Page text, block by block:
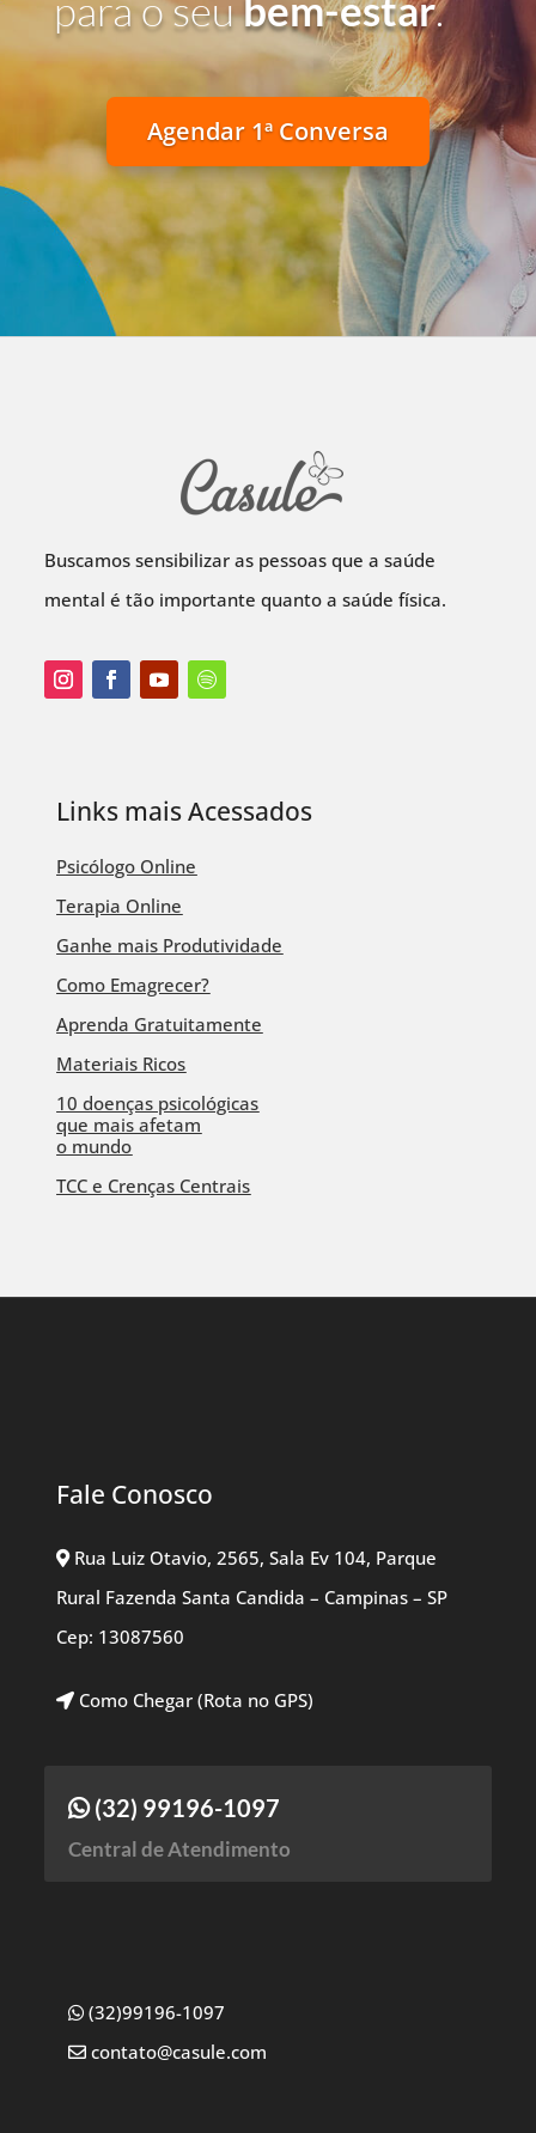
para o seu .
Agendar 1ª Conversa
Buscamos sensibilizar as pessoas que a saúde
mental é tão importante quanto a saúde física.
Links mais Acessados
Psicólogo Online
Terapia Online
Ganhe mais Produtividade
Como Emagrecer?
Aprenda Gratuitamente
Materiais Ricos
10 doenças psicológicas
que mais afetam
o mundo
TCC e Crenças Centrais
Fale Conosco
Rua Luiz Otavio, 2565, Sala Ev 104, Parque
Rural Fazenda Santa Candida – Campinas – SP
Cep: 13087560
Como Chegar (Rota no GPS)
(32) 99196-1097
Central de Atendimento
(32)99196-1097
contato@casule.com